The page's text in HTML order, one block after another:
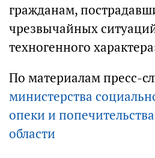
гражданам,
чрезвычайных
техногенного
По материалам пресс-
министерства
опеки и
области